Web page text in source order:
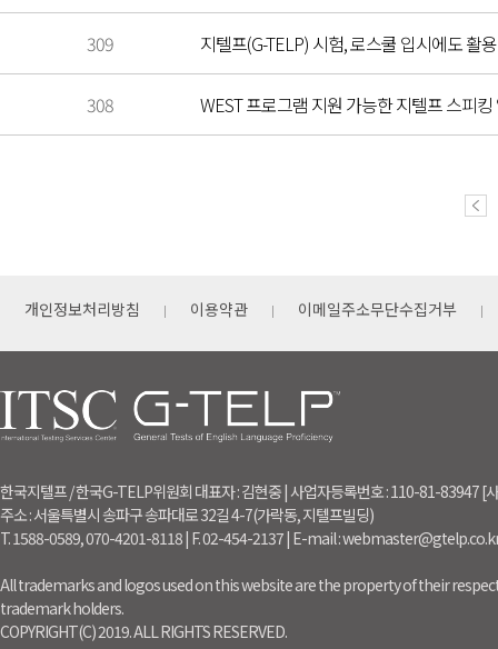
309 지텔프(G-TELP) 시험, 로스쿨 입시에도 활
308 WEST 프로그램 지원 가능한 지텔프 스피
개인정보처리방침 이용약관 이메일주소무단수집거부
한국지텔프 / 한국G-TELP위원회 대표자 : 김현중 | 사업자등록번호 : 110-81-83947
주소 : 서울특별시 송파구 송파대로 32길 4-7(가락동, 지텔프빌딩)
T. 1588-0589, 070-4201-8118 | F. 02-454-2137 | E-mail :
All trademarks and logos used on this website are the property of their
trademark holders.
COPYRIGHT(C) 2019. ALL RIGHTS RESERVED.